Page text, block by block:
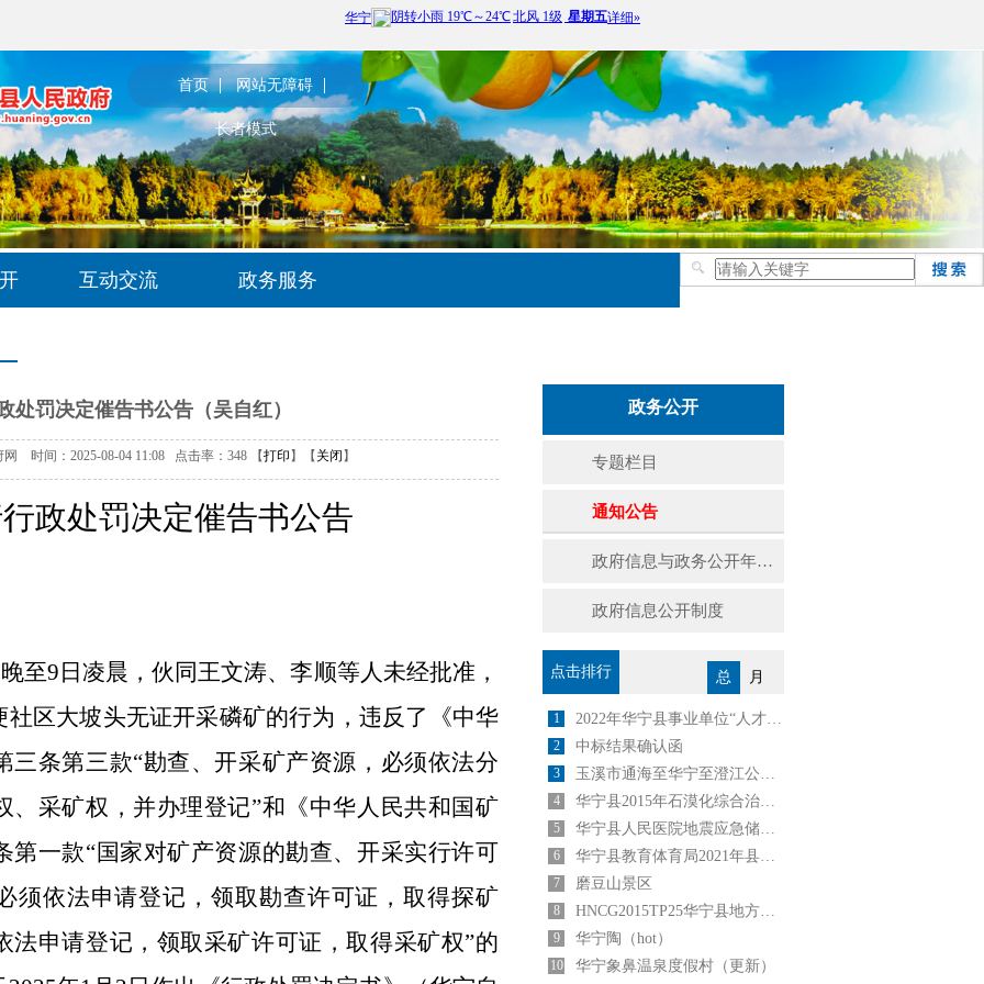
首页 网站无障碍
长者模式
互动交流 政务服务
处罚决定催告书公告（吴自红）
时间：2025-08-04 11:08 点击率： 348 【打印 】【 关闭 】
政处罚决定催告书公告
至9 日凌晨，伙同王文涛、李顺等人未经批准，
区大坡头无证开采磷矿的行为， 违反了《中华
三条第三款“勘查、开采矿产资源，必须依法分
、采矿权，并办理登记”和 《中华人民共和国矿
第一款“国家对矿产资源的勘查、开采实行许可
须依法申请登记，领取勘查许可证，取得探矿
法申请登记，领取采矿许可证，取得采矿权”的
政务公开
专题栏目
通知公告
政府信息与政务公开年度报告
政府信息公开制度
点击排行 总 月
1 2022年华宁县事业单位“人才回引计划”公告
2 中标结果确认函
3 玉溪市通海至华宁至澄江公路建设项目
4 华宁县2015年石漠化综合治理工程坡改梯施工（第一标段)中 选 公 告
5 华宁县人民医院地震应急储备物资采购项目 成交公告
6 华宁县教育体育局2021年县内公开选调中小学教师公告
7 磨豆山景区
8 HNCG2015TP25华宁县地方税务局办公设备采购与安装采购中标公告
9 华宁陶（hot）
10 华宁象鼻温泉度假村（更新）